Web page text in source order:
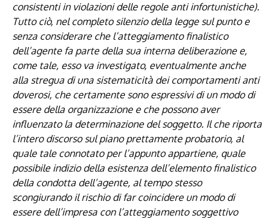
consistenti in violazioni delle regole anti infortunistiche).
Tutto ciò, nel completo silenzio della legge sul punto e
senza considerare che l’atteggiamento finalistico
dell’agente fa parte della sua interna deliberazione e,
come tale, esso va investigato, eventualmente anche
alla stregua di una sistematicità dei comportamenti anti
doverosi, che certamente sono espressivi di un modo di
essere della organizzazione e che possono aver
influenzato la determinazione del soggetto. Il che riporta
l’intero discorso sul piano prettamente probatorio, al
quale tale connotato per l’appunto appartiene, quale
possibile indizio della esistenza dell’elemento finalistico
della condotta dell’agente, al tempo stesso
scongiurando il rischio di far coincidere un modo di
essere dell’impresa con l’atteggiamento soggettivo